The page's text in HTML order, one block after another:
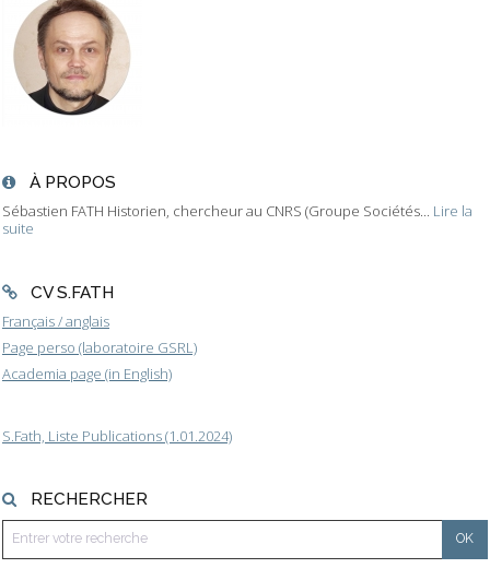
À PROPOS
Sébastien FATH Historien, chercheur au CNRS (Groupe Sociétés... Lire la
suite
CV S.FATH
Français / anglais
Page perso (laboratoire GSRL)
Academia page (in English)
S.Fath, Liste Publications (1.01.2024)
RECHERCHER